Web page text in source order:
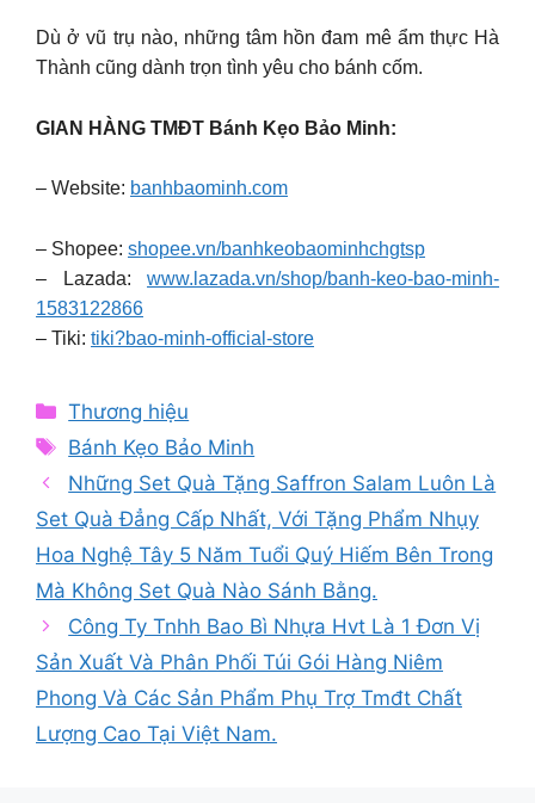
Dù ở vũ trụ nào, những tâm hồn đam mê ẩm thực Hà
Thành cũng dành trọn tình yêu cho bánh cốm.
GIAN HÀNG TMĐT Bánh Kẹo Bảo Minh:
– Website: banhbaominh.com
– Shopee: shopee.vn/banhkeobaominhchgtsp
– Lazada: www.lazada.vn/shop/banh-keo-bao-minh-
1583122866
– Tiki: tiki?bao-minh-official-store
Categories
Thương hiệu
Tags
Bánh Kẹo Bảo Minh
Những Set Quà Tặng Saffron Salam Luôn Là
Set Quà Đẳng Cấp Nhất, Với Tặng Phẩm Nhụy
Hoa Nghệ Tây 5 Năm Tuổi Quý Hiếm Bên Trong
Mà Không Set Quà Nào Sánh Bằng.
Công Ty Tnhh Bao Bì Nhựa Hvt Là 1 Đơn Vị
Sản Xuất Và Phân Phối Túi Gói Hàng Niêm
Phong Và Các Sản Phẩm Phụ Trợ Tmđt Chất
Lượng Cao Tại Việt Nam.